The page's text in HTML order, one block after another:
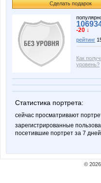
Сделать подарок
-20 ↓
рейтинг
Как
уровень?
Статистика портрета:
сейчас просматривают
зарегистрированные
посетившие портрет за 7
©